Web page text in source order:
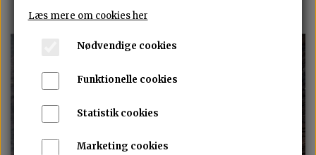
ALLE SMYKKER
ØRERINGE
ARMBÅND
PORTEFOLIO
OM ANNJEN DESIGN
DESIGN DIT EGET SMYKKE
Læs mere om cookies her
Nødvendige cookies
Funktionelle cookies
Statistik cookies
Marketing cookies